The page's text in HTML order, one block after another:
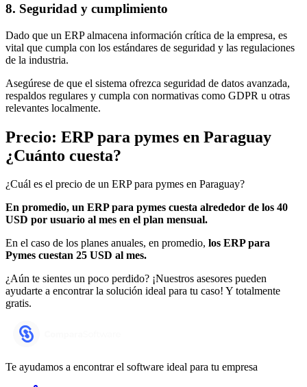
8. Seguridad y cumplimiento
Dado que un ERPalmacena información crítica de la empresa, es
vital que cumpla con los estándares de seguridad y las regulaciones
de la industria.
Asegúrese de que el sistema ofrezca seguridad de datos avanzada,
respaldos regulares y cumpla con normativas como GDPR u otras
relevantes localmente.
Precio: ERP para pymes en Paraguay
¿Cuánto cuesta?
¿Cuál es el precio de un ERP para pymes en Paraguay?
En promedio, un ERP para pymes cuesta alrededor de los 40
USD por usuario al mes en el plan mensual.
En el caso de los planes anuales, en promedio, los ERP para
Pymes cuestan 25 USD al mes.
¿Aún te sientes un poco perdido? ¡Nuestros asesores pueden
ayudarte a encontrar la solución ideal para tu caso! Y totalmente
gratis.
Te ayudamos a encontrar el software ideal para tu empresa